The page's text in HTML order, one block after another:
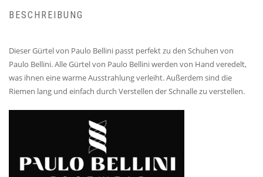
BESCHREIBUNG
Dieser Gürtel von Paulo Bellini passt perfekt zu den Schuhen von
Paulo Bellini. Alle Gürtel von Paulo Bellini werden von Hand veredelt,
was ihnen eine warme Ausstrahlung verleiht. Außerdem sind die
Riemen lang und einfach durch Verstellen der Schnalle zu verstellen.